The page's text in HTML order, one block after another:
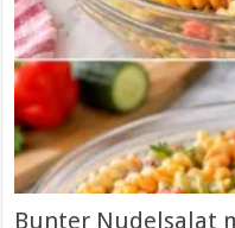
Bunter Nudelsalat